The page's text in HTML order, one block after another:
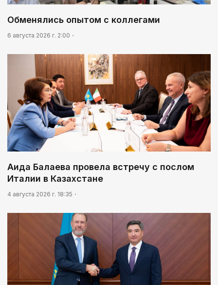
Обменялись опытом с коллегами
6 августа 2026 г. 2:00
Аида Балаева провела встречу с послом
Италии в Казахстане
4 августа 2026 г. 18:35